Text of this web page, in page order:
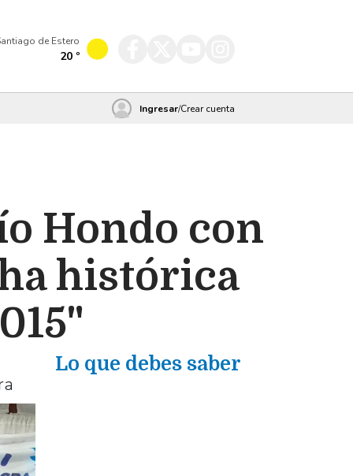
de Estero
20 º
Ingresar/Crear cuenta
Hondo con
histórica
Lo que debes saber